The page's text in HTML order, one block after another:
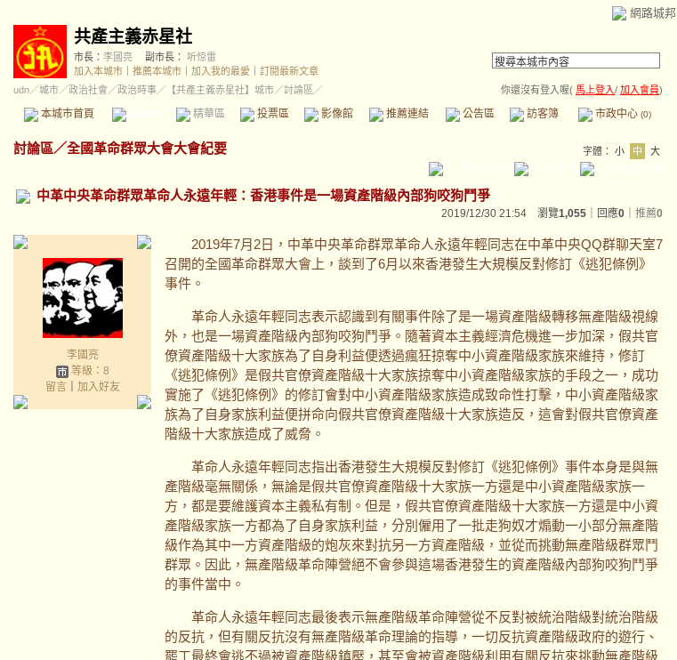
網路城邦
共產主義赤星社
市長： 李國亮 副市長：
听惊雷
加入本城市
推薦本城市 加入我的最愛
訂閱最新文章
udn／城市／政治社會 ／政治時事／ 【共產主義赤星社】城市／討論區／ 你還沒有登入喔( 馬上登入/ 加入會員)
本城市首頁 精華區 投票區 影像館 推薦連結 公告區 訪客簿 市政中心 (0)
討論區／全國革命群眾大會大會紀要 字體： 小 中 大
中革中央革命群眾革命人永遠年輕：香港事件是一場資產階級內部狗咬狗鬥爭
2019/12/30 21:54 瀏覽1,055 ｜回應0 推薦0
李國亮
等級：8
留言｜ 加入好友
2019年7月2日，中革中央革命群眾革命人永遠年輕同志在中革中央QQ群聊天室7
召開的全國革命群眾大會上，談到了6月以來香港發生大規模反對修訂《逃犯條例》
事件。
革命人永遠年輕同志表示認識到有關事件除了是一場資產階級轉移無產階級視線
外，也是一場資產階級內部狗咬狗鬥爭。隨著資本主義經濟危機進一步加深，假共官
僚資產階級十大家族為了自身利益便透過瘋狂掠奪中小資產階級家族來維持，修訂
《逃犯條例》是假共官僚資產階級十大家族掠奪中小資產階級家族的手段之一，成功
實施了《逃犯條例》的修訂會對中小資產階級家族造成致命性打擊，中小資產階級家
族為了自身家族利益便拼命向假共官僚資產階級十大家族造反，這會對假共官僚資產
階級十大家族造成了威脅。
革命人永遠年輕同志指出香港發生大規模反對修訂《逃犯條例》事件本身是與無
產階級毫無關係，無論是假共官僚資產階級十大家族一方還是中小資產階級家族一
方，都是要維護資本主義私有制。但是，假共官僚資產階級十大家族一方還是中小資
產階級家族一方都為了自身家族利益，分別僱用了一批走狗奴才煽動一小部分無產階
級作為其中一方資產階級的炮灰來對抗另一方資產階級，並從而挑動無產階級群眾鬥
群眾。因此，無產階級革命陣營絕不會參與這場香港發生的資產階級內部狗咬狗鬥爭
的事件當中。
革命人永遠年輕同志最後表示無產階級革命陣營從不反對被統治階級對統治階級
的反抗，但有關反抗沒有無產階級革命理論的指導，一切反抗資產階級政府的遊行、
罷工最終會逃不過被資產階級鎮壓，甚至會被資產階級利用有關反抗來挑動無產階級